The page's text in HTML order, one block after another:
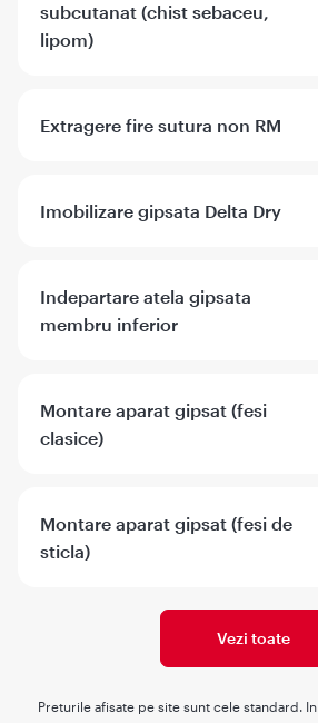
subcutanat (chist sebaceu,
lipom)
Extragere fire sutura non RM
Imobilizare gipsata Delta Dry
Indepartare atela gipsata
membru inferior
Montare aparat gipsat (fesi
clasice)
Montare aparat gipsat (fesi de
sticla)
Vezi toate
Preturile afisate pe site sunt cele standard.